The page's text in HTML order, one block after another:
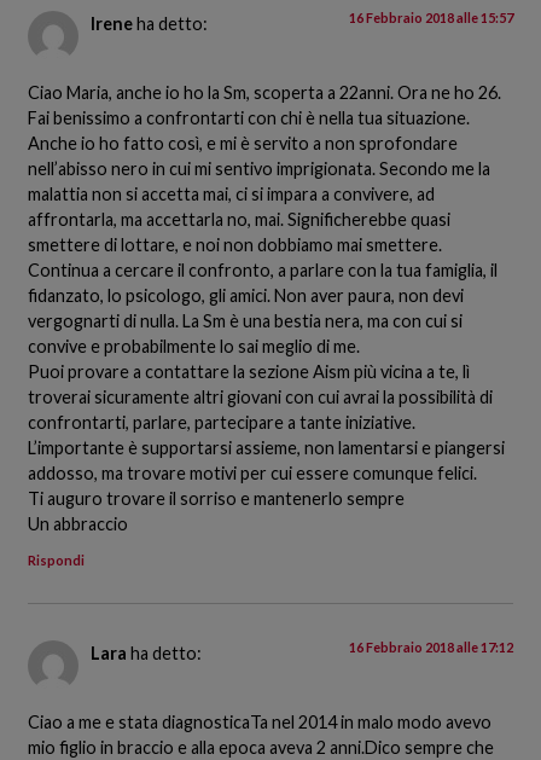
Irene ha detto: 16 Febbraio 2018 alle 15:57
Ciao Maria, anche io ho la Sm, scoperta a 22anni. Ora ne ho 26.
Fai benissimo a confrontarti con chi è nella tua situazione.
Anche io ho fatto così, e mi è servito a non sprofondare
nell’abisso nero in cui mi sentivo imprigionata. Secondo me la
malattia non si accetta mai, ci si impara a convivere, ad
affrontarla, ma accettarla no, mai. Significherebbe quasi
smettere di lottare, e noi non dobbiamo mai smettere.
Continua a cercare il confronto, a parlare con la tua famiglia, il
fidanzato, lo psicologo, gli amici. Non aver paura, non devi
vergognarti di nulla. La Sm è una bestia nera, ma con cui si
convive e probabilmente lo sai meglio di me.
Puoi provare a contattare la sezione Aism più vicina a te, lì
troverai sicuramente altri giovani con cui avrai la possibilità di
confrontarti, parlare, partecipare a tante iniziative.
L’importante è supportarsi assieme, non lamentarsi e piangersi
addosso, ma trovare motivi per cui essere comunque felici.
Ti auguro trovare il sorriso e mantenerlo sempre
Un abbraccio
Rispondi
Lara ha detto: 16 Febbraio 2018 alle 17:12
Ciao a me e stata diagnosticaTa nel 2014 in malo modo avevo
mio figlio in braccio e alla epoca aveva 2 anni.Dico sempre che